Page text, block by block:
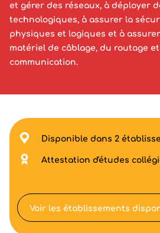
et gérer des réseaux, à déployer
technologiques, à assurer la
physiques et logiques et à
matériel de câblage, du routage
communication.
Disponible dans 2
Attestation d'études
Voir les établissements